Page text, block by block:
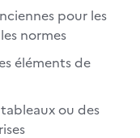
pour les
normes
éléments de
ou des